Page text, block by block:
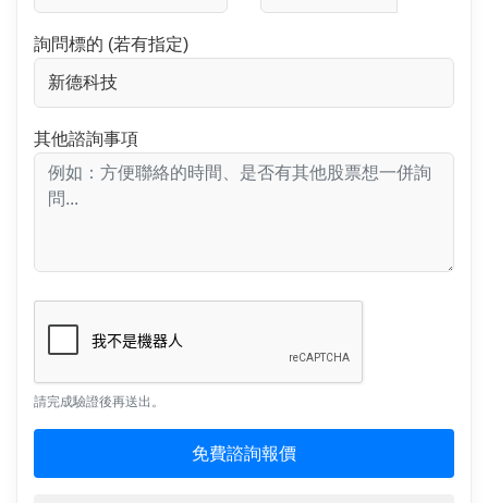
詢問標的 (若有指定)
其他諮詢事項
請完成驗證後再送出。
免費諮詢報價